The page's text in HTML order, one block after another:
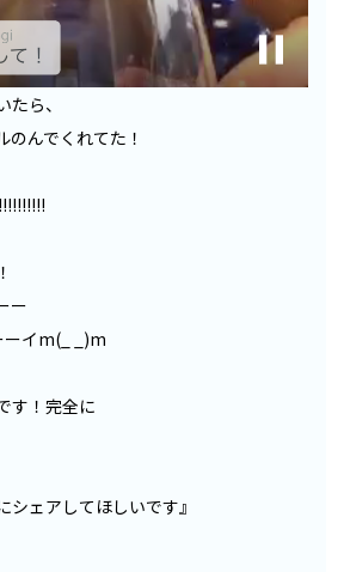
ら、
のんでくれてた！
ー
ーイm(_ _)m
す！完全に
シェアしてほしいです』